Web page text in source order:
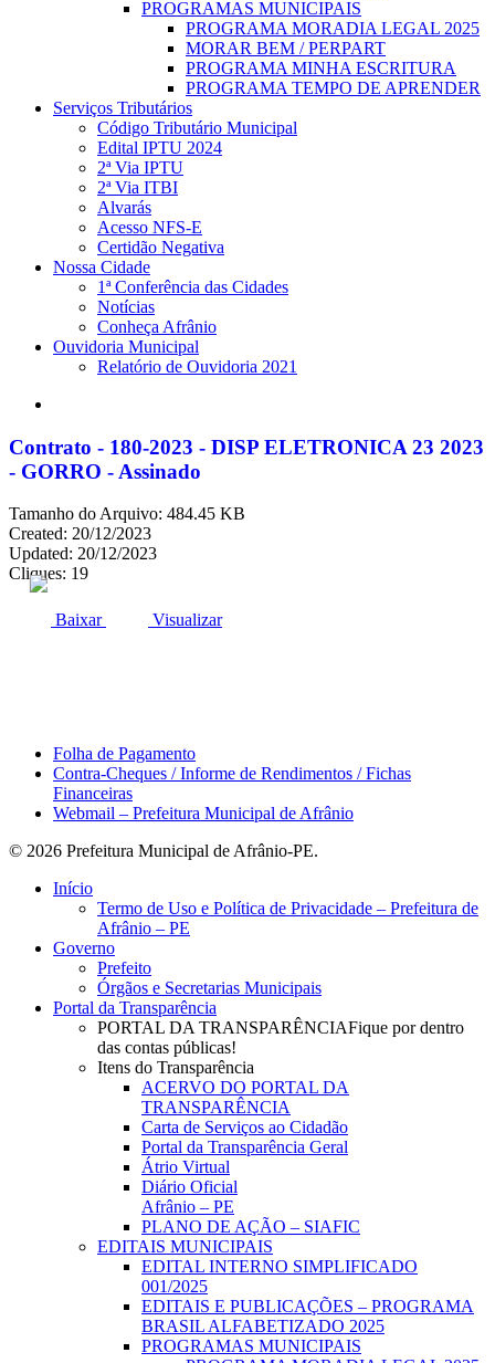
PROGRAMAS MUNICIPAIS
PROGRAMA MORADIA LEGAL 2025
MORAR BEM / PERPART
PROGRAMA MINHA ESCRITURA
PROGRAMA TEMPO DE APRENDER
Serviços Tributários
Código Tributário Municipal
Edital IPTU 2024
2ª Via IPTU
2ª Via ITBI
Alvarás
Acesso NFS-E
Certidão Negativa
Nossa Cidade
1ª Conferência das Cidades
Notícias
Conheça Afrânio
Ouvidoria Municipal
Relatório de Ouvidoria 2021
Contrato - 180-2023 - DISP ELETRONICA 23 2023
- GORRO - Assinado
Tamanho do Arquivo: 484.45 KB
Created: 20/12/2023
Updated: 20/12/2023
Cliques: 19
Baixar Visualizar
Folha de Pagamento
Contra-Cheques / Informe de Rendimentos / Fichas
Financeiras
Webmail – Prefeitura Municipal de Afrânio
© 2026 Prefeitura Municipal de Afrânio-PE.
Close
Início
Termo de Uso e Política de Privacidade – Prefeitura de
Afrânio – PE
Governo
Prefeito
Órgãos e Secretarias Municipais
Portal da Transparência
PORTAL DA TRANSPARÊNCIAFique por dentro
das contas públicas!
Itens do Transparência
ACERVO DO PORTAL DA
TRANSPARÊNCIA
Carta de Serviços ao Cidadão
Portal da Transparência Geral
Átrio Virtual
Diário Oficial
Afrânio – PE
PLANO DE AÇÃO – SIAFIC
EDITAIS MUNICIPAIS
EDITAL INTERNO SIMPLIFICADO
001/2025
EDITAIS E PUBLICAÇÕES – PROGRAMA
BRASIL ALFABETIZADO 2025
PROGRAMAS MUNICIPAIS